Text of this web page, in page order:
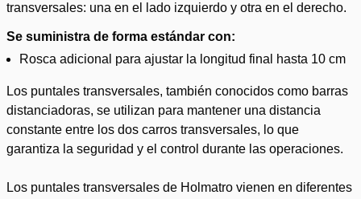
transversales: una en el lado izquierdo y otra en el derecho.
Se suministra de forma estándar con:
Rosca adicional para ajustar la longitud final hasta 10 cm
Los puntales transversales, también conocidos como barras
distanciadoras, se utilizan para mantener una distancia
constante entre los dos carros transversales, lo que
garantiza la seguridad y el control durante las operaciones.
Los puntales transversales de Holmatro vienen en diferentes